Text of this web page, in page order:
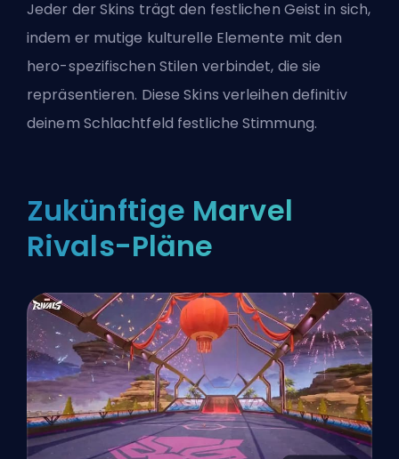
Jeder der Skins trägt den festlichen Geist in sich,
indem er mutige kulturelle Elemente mit den
hero-spezifischen Stilen verbindet, die sie
repräsentieren. Diese Skins verleihen definitiv
deinem Schlachtfeld festliche Stimmung.
Zukünftige Marvel
Rivals-Pläne